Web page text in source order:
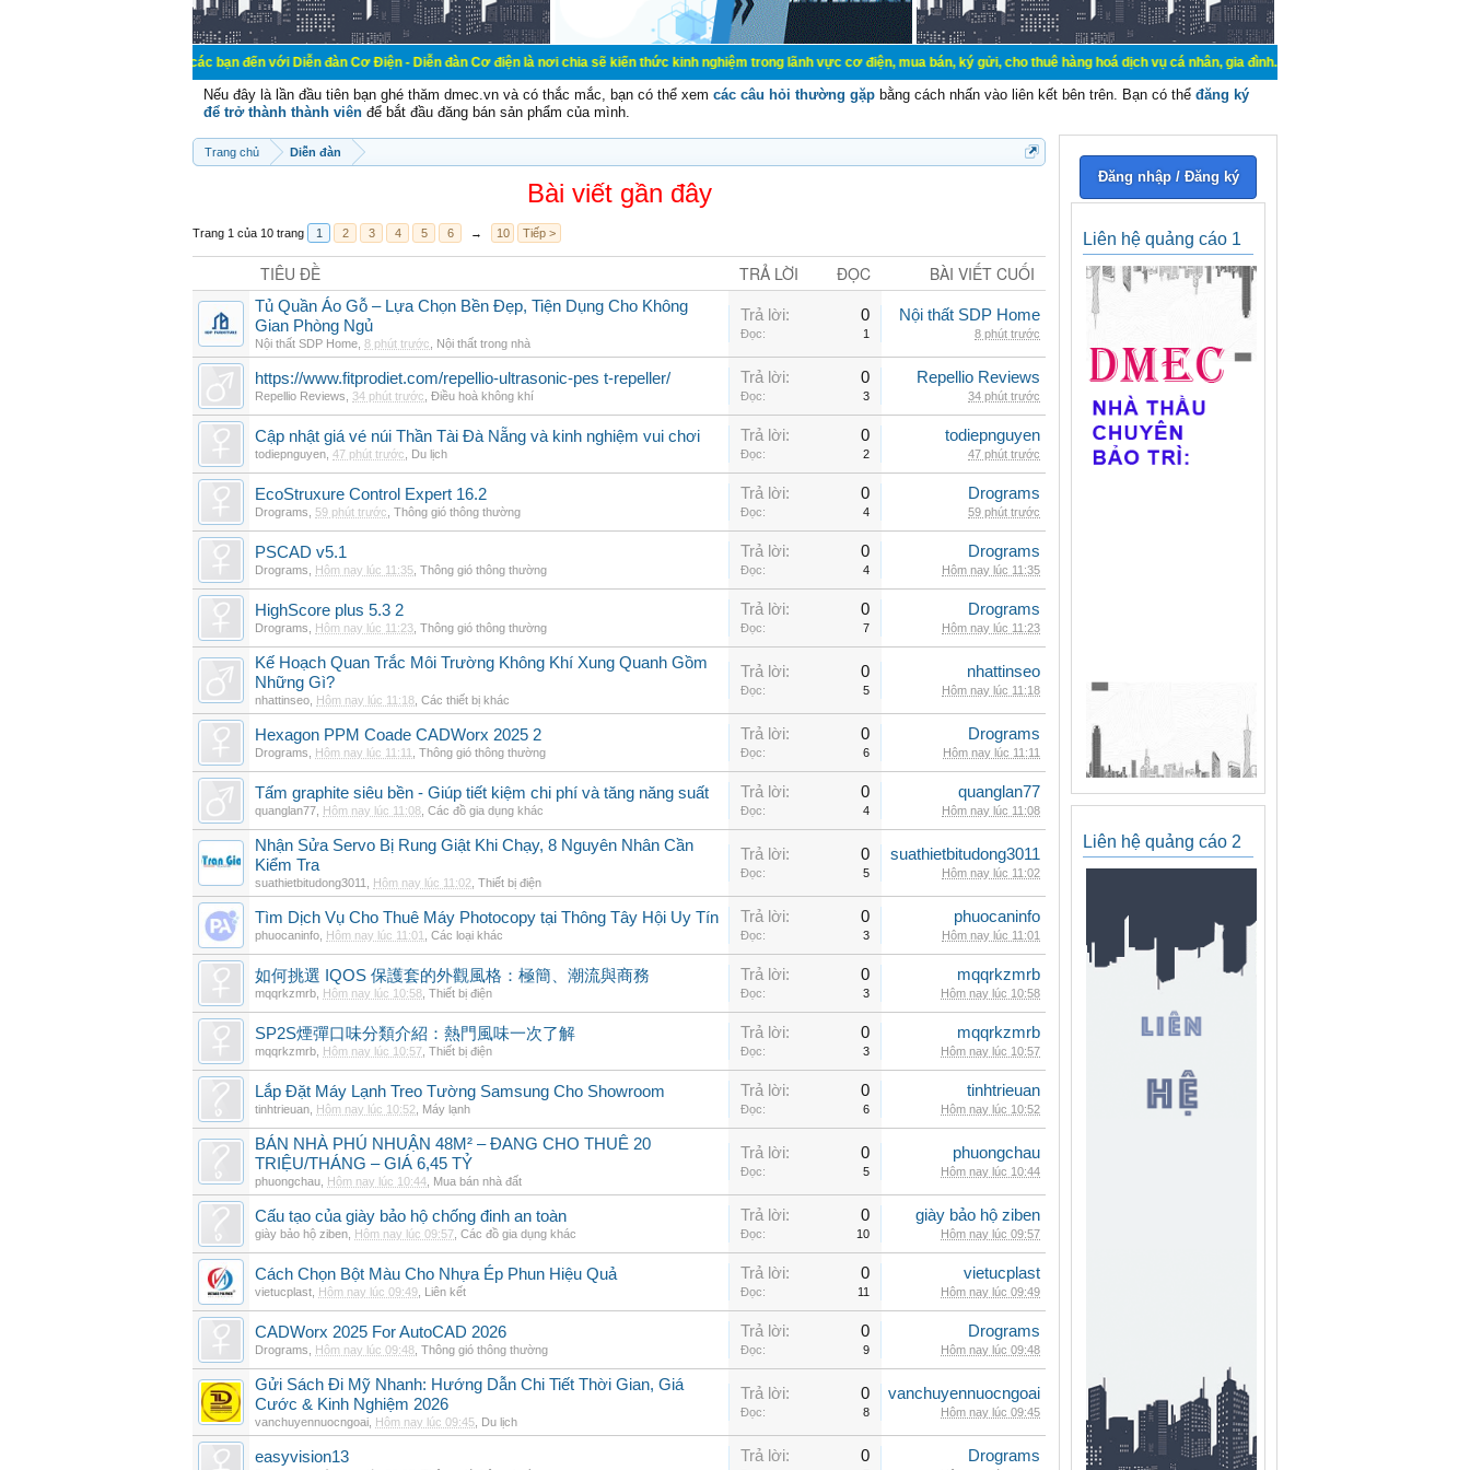
Chào mừng các bạn đến với Diễn đàn Cơ Điện - Diễn đàn Cơ điện là nơi chia sẽ kiến thức kinh nghiệm trong lãnh vực cơ điện, mua bán, ký gửi, cho thuê hàng hoá dịch vụ cá nhân, gia đình. Mua bán, ký gửi, cho thuê thiết bị hệ
Nếu đây là lần đầu tiên bạn ghé thăm dmec.vn và có thắc mắc, bạn có thể xem các câu hỏi thường gặp bằng cách nhấn vào liên kết bên trên. Bạn có thể đăng ký
để trở thành thành viên để bắt đầu đăng bán sản phẩm của mình.
Trang chủ Diễn đàn
Bài viết gần đây
Trang 1 của 10 trang 1 2 3 4 5 6 → 10 Tiếp >
TIÊU ĐỀ TRẢ LỜI ĐỌC BÀI VIẾT CUỐI
Tủ Quần Áo Gỗ – Lựa Chọn Bền Đẹp, Tiện Dụng Cho Không
Gian Phòng Ngủ
Nội thất SDP Home 8 phút trước Nội thất trong nhà
Trả lời: 0
Đọc: 1
Nội thất SDP Home
8 phút trước
https://www.fitprodiet.com/repellio-ultrasonic-pes t-repeller/
Repellio Reviews 34 phút trước Điều hoà không khí
Trả lời: 0
Đọc: 3
Repellio Reviews
34 phút trước
Cập nhật giá vé núi Thần Tài Đà Nẵng và kinh nghiệm vui chơi
todiepnguyen 47 phút trước Du lịch
Trả lời: 0
Đọc: 2
todiepnguyen
47 phút trước
EcoStruxure Control Expert 16.2
Drograms 59 phút trước Thông gió thông thường
Trả lời: 0
Đọc: 4
Drograms
59 phút trước
PSCAD v5.1
Drograms Hôm nay lúc 11:35 Thông gió thông thường
Trả lời: 0
Đọc: 4
Drograms
Hôm nay lúc 11:35
HighScore plus 5.3 2
Drograms Hôm nay lúc 11:23 Thông gió thông thường
Trả lời: 0
Đọc: 7
Drograms
Hôm nay lúc 11:23
Kế Hoạch Quan Trắc Môi Trường Không Khí Xung Quanh Gồm
Những Gì?
nhattinseo Hôm nay lúc 11:18 Các thiết bị khác
Trả lời: 0
Đọc: 5
nhattinseo
Hôm nay lúc 11:18
Hexagon PPM Coade CADWorx 2025 2
Drograms Hôm nay lúc 11:11 Thông gió thông thường
Trả lời: 0
Đọc: 6
Drograms
Hôm nay lúc 11:11
Tấm graphite siêu bền - Giúp tiết kiệm chi phí và tăng năng suất
quanglan77 Hôm nay lúc 11:08 Các đồ gia dụng khác
Trả lời: 0
Đọc: 4
quanglan77
Hôm nay lúc 11:08
Nhận Sửa Servo Bị Rung Giật Khi Chạy, 8 Nguyên Nhân Cần
Kiểm Tra
suathietbitudong3011 Hôm nay lúc 11:02 Thiết bị điện
Trả lời: 0
Đọc: 5
suathietbitudong3011
Hôm nay lúc 11:02
Tìm Dịch Vụ Cho Thuê Máy Photocopy tại Thông Tây Hội Uy Tín
phuocaninfo Hôm nay lúc 11:01 Các loại khác
Trả lời: 0
Đọc: 3
phuocaninfo
Hôm nay lúc 11:01
如何挑選 IQOS 保護套的外觀風格：極簡、潮流與商務
mqqrkzmrb Hôm nay lúc 10:58 Thiết bị điện
Trả lời: 0
Đọc: 3
mqqrkzmrb
Hôm nay lúc 10:58
SP2S煙彈口味分類介紹：熱門風味一次了解
mqqrkzmrb Hôm nay lúc 10:57 Thiết bị điện
Trả lời: 0
Đọc: 3
mqqrkzmrb
Hôm nay lúc 10:57
Lắp Đặt Máy Lạnh Treo Tường Samsung Cho Showroom
tinhtrieuan Hôm nay lúc 10:52 Máy lạnh
Trả lời: 0
Đọc: 6
tinhtrieuan
Hôm nay lúc 10:52
BÁN NHÀ PHÚ NHUẬN 48M² – ĐANG CHO THUÊ 20
TRIỆU/THÁNG – GIÁ 6,45 TỶ
phuongchau Hôm nay lúc 10:44 Mua bán nhà đất
Trả lời: 0
Đọc: 5
phuongchau
Hôm nay lúc 10:44
Cấu tạo của giày bảo hộ chống đinh an toàn
giày bảo hộ ziben Hôm nay lúc 09:57 Các đồ gia dụng khác
Trả lời: 0
Đọc: 10
giày bảo hộ ziben
Hôm nay lúc 09:57
Cách Chọn Bột Màu Cho Nhựa Ép Phun Hiệu Quả
vietucplast Hôm nay lúc 09:49 Liên kết
Trả lời: 0
Đọc: 11
vietucplast
Hôm nay lúc 09:49
CADWorx 2025 For AutoCAD 2026
Drograms Hôm nay lúc 09:48 Thông gió thông thường
Trả lời: 0
Đọc: 9
Drograms
Hôm nay lúc 09:48
Gửi Sách Đi Mỹ Nhanh: Hướng Dẫn Chi Tiết Thời Gian, Giá
Cước & Kinh Nghiệm 2026
vanchuyennuocngoai Hôm nay lúc 09:45 Du lịch
Trả lời: 0
Đọc: 8
vanchuyennuocngoai
Hôm nay lúc 09:45
easyvision13 Trả lời: 0 Drograms
Đăng nhập / Đăng ký
Liên hệ quảng cáo 1
Liên hệ quảng cáo 2